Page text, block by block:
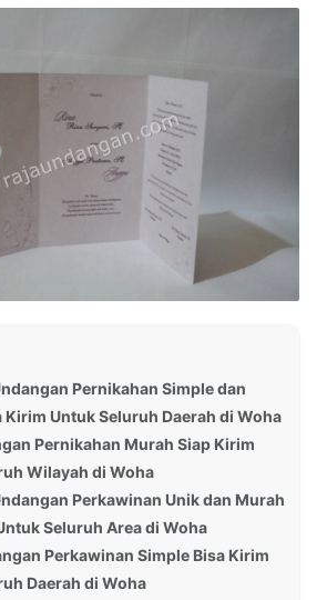
Pernikahan Simple dan
Kirim Untuk Seluruh Daerah di Woha
Pernikahan Murah Siap Kirim
Wilayah di Woha
Perkawinan Unik dan Murah
Seluruh Area di Woha
Perkawinan Simple Bisa Kirim
Daerah di Woha